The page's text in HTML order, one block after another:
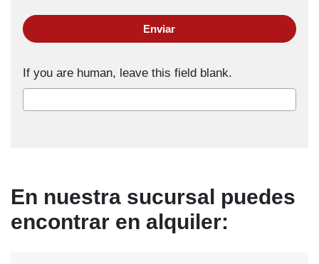
Enviar
If you are human, leave this field blank.
En nuestra sucursal puedes
encontrar en alquiler: